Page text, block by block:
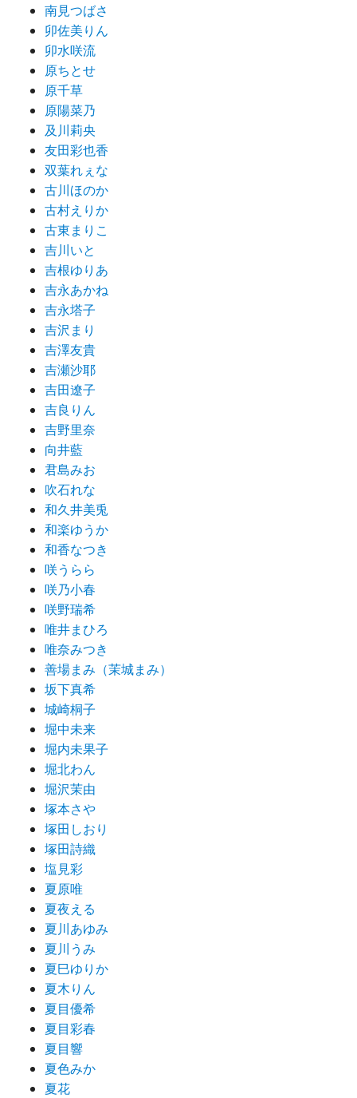
南見つばさ
卯佐美りん
卯水咲流
原ちとせ
原千草
原陽菜乃
及川莉央
友田彩也香
双葉れぇな
古川ほのか
古村えりか
古東まりこ
吉川いと
吉根ゆりあ
吉永あかね
吉永塔子
吉沢まり
吉澤友貴
吉瀬沙耶
吉田遼子
吉良りん
吉野里奈
向井藍
君島みお
吹石れな
和久井美兎
和楽ゆうか
和香なつき
咲うらら
咲乃小春
咲野瑞希
唯井まひろ
唯奈みつき
善場まみ（茉城まみ）
坂下真希
城崎桐子
堀中未来
堀内未果子
堀北わん
堀沢茉由
塚本さや
塚田しおり
塚田詩織
塩見彩
夏原唯
夏夜える
夏川あゆみ
夏川うみ
夏巳ゆりか
夏木りん
夏目優希
夏目彩春
夏目響
夏色みか
夏花